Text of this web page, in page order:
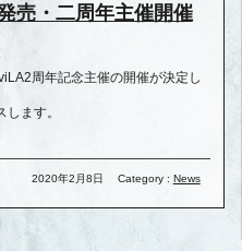
売・二周年主催開催
周年記念主催の開催が決定し
ます。
2020年2月8日 Category : News